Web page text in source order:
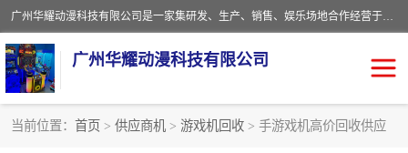
广州华耀动漫科技有限公司是一家集研发、生产、销售、娱乐场地合作经营于一体的动漫游戏公司。本公司拥有一支年轻化集研发生产到售后服务的队伍，及时地为客户提供、赚钱的产品。本公司以雄厚的实力、合理的价格、优良的服务与多家企业建立了长期的合作关系。热诚欢迎各界前来参观、考察、洽谈业务。目前公司经营的产品有：各种捕渔游戏机系列，大型模拟机系列、轮盘机系列、连线机系列、框体机系列、玛莉机系列等。
广州华耀动漫科技有限公司
当前位置： 首页 > 供应商机 > 游戏机回收 > 手游戏机高价回收供应